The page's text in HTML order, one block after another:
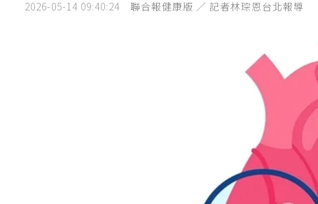
2026-05-14 09:40:24 聯合報健康版 ／ 記者林琮恩台北報導